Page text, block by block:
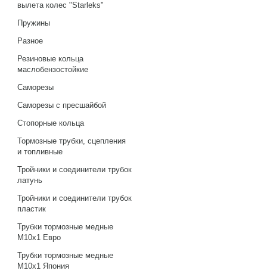
вылета колес "Starleks"
Пружины
Разное
Резиновые кольца
маслобензостойкие
Саморезы
Саморезы с пресшайбой
Стопорные кольца
Тормозные трубки, сцепления
и топливные
Тройники и соединители трубок
латунь
Тройники и соединители трубок
пластик
Трубки тормозные медные
М10х1 Евро
Трубки тормозные медные
М10х1 Япония